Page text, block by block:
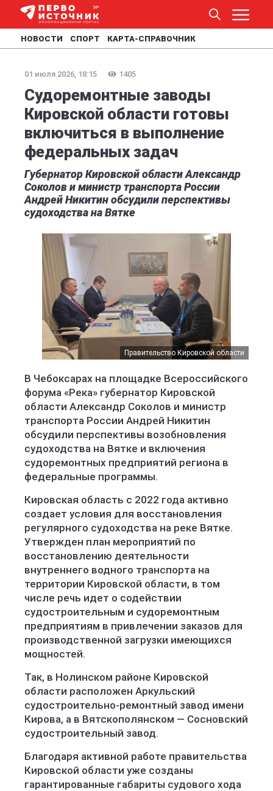
НОВОСТИ СПОРТ КАРТА-СПРАВОЧНИК
01 июля 2026, 18:15 1405
Судоремонтные заводы
Кировской области готовы
включиться в выполнение
федеральных задач
Губернатор Кировской области Александр
Соколов и министр транспорта России
Андрей Никитин обсудили перспективы
судоходства на Вятке
Правительство Кировской области
В Чебоксарах на площадке Всероссийского
форума «Река» губернатор Кировской
области Александр Соколов и министр
транспорта России Андрей Никитин
обсудили перспективы возобновления
судоходства на Вятке и включения
судоремонтных предприятий региона в
федеральные программы.
Кировская область с 2022 года активно
создает условия для восстановления
регулярного судоходства на реке Вятке.
Утвержден план мероприятий по
восстановлению деятельности
внутреннего водного транспорта на
территории Кировской области, в том
числе речь идет о содействии
судостроительным и судоремонтным
предприятиям в привлечении заказов для
производственной загрузки имеющихся
мощностей.
Так, в Нолинском районе Кировской
области расположен Аркульский
судостроительно-ремонтный завод имени
Кирова, а в Вятскополянском — Сосновский
судостроительный завод.
Благодаря активной работе правительства
Кировской области уже созданы
гарантированные габариты судового хода